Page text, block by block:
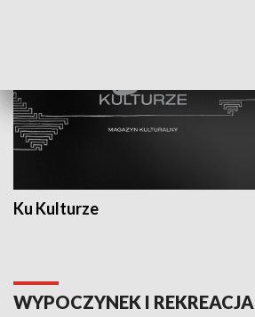
Ku Kulturze
WYPOCZYNEK I REKREACJA